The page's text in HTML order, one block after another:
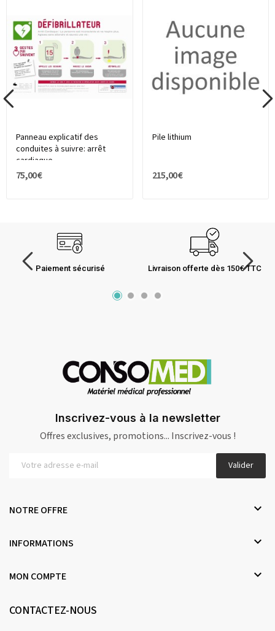
Panneau explicatif des
conduites à suivre: arrêt
cardiaque
75,00 €
Pile lithium
215,00 €
Paiement sécurisé Livraison offerte dès 150€ TTC
Inscrivez-vous à la newsletter
Offres exclusives, promotions... Inscrivez-vous !
Valider
NOTRE OFFRE 
INFORMATIONS 
MON COMPTE 
CONTACTEZ-NOUS